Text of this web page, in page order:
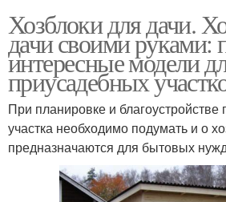
Хозблоки для дачи.
дачи своими руками:
интересные модели
приусадебных
При планировке и благоустройстве
участка необходимо подумать и о
предназначаются для бытовых